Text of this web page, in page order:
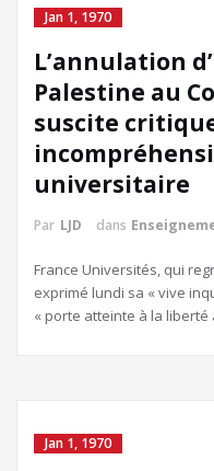
Jan 1, 1970
L’annulation
Palestine au
suscite
universitaire
Par LJD dans
France Universités, qui
exprimé lundi sa « vive
« porte atteinte à la liberté
Jan 1, 1970